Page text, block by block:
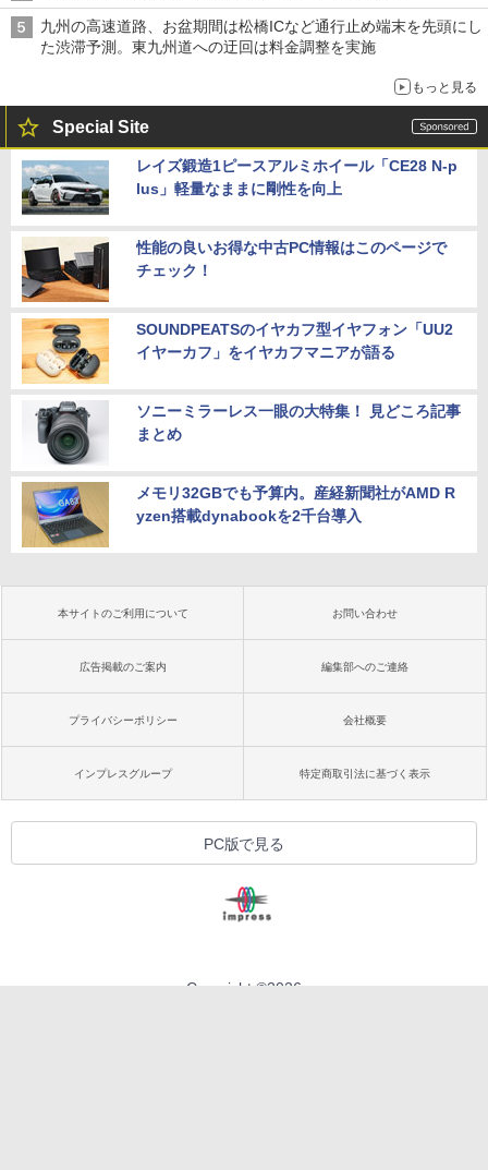
九州の高速道路、お盆期間は松橋ICなど通行止め端末を先頭にし
た渋滞予測。東九州道への迂回は料金調整を実施
もっと見る
Special Site
レイズ鍛造1ピースアルミホイール「CE28 N-p
lus」軽量なままに剛性を向上
性能の良いお得な中古PC情報はこのページで
チェック！
SOUNDPEATSのイヤカフ型イヤフォン「UU2
イヤーカフ」をイヤカフマニアが語る
ソニーミラーレス一眼の大特集！ 見どころ記事
まとめ
メモリ32GBでも予算内。産経新聞社がAMD R
yzen搭載dynabookを2千台導入
本サイトのご利用について お問い合わせ
広告掲載のご案内 編集部へのご連絡
プライバシーポリシー 会社概要
インプレスグループ 特定商取引法に基づく表示
PC版で見る
Copyright ©2026